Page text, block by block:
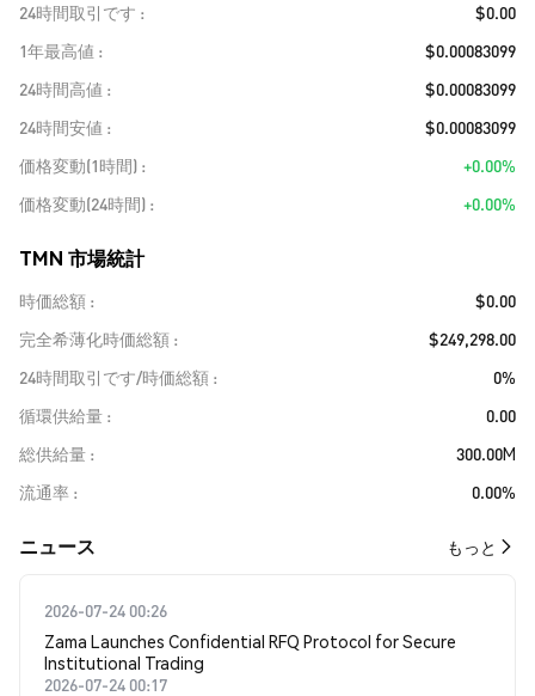
24時間取引です
$0.00
1年最高値
$0.00083099
24時間高値
$0.00083099
24時間安値
$0.00083099
価格変動(1時間)
+0.00%
価格変動(24時間)
+0.00%
TMN 市場統計
時価総額
$0.00
完全希薄化時価総額
$249,298.00
24時間取引です/時価総額
0%
循環供給量
0.00
総供給量
300.00M
流通率
0.00%
​​ニュース​​ もっと
2026-07-24 00:26
Zama Launches Confidential RFQ Protocol for Secure
Institutional Trading
2026-07-24 00:17